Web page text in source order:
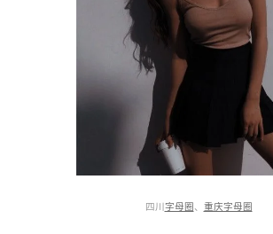
四川字母圈、 重庆字母圈